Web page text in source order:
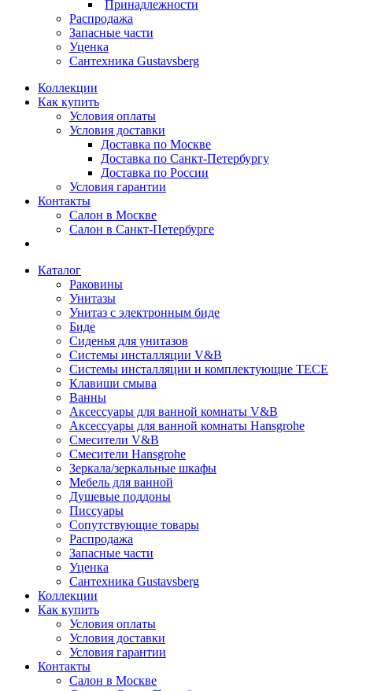
Принадлежности
Распродажа
Запасные части
Уценка
Сантехника Gustavsberg
Коллекции
Как купить
Условия оплаты
Условия доставки
Доставка по Москве
Доставка по Санкт-Петербургу
Доставка по России
Условия гарантии
Контакты
Салон в Москве
Салон в Санкт-Петербурге
Каталог
Раковины
Унитазы
Унитаз с электронным биде
Биде
Сиденья для унитазов
Системы инсталляции V&B
Системы инсталляции и комплектующие TECE
Клавиши смыва
Ванны
Аксессуары для ванной комнаты V&B
Аксессуары для ванной комнаты Hansgrohe
Смесители V&B
Смесители Hansgrohe
Зеркала/зеркальные шкафы
Мебель для ванной
Душевые поддоны
Писсуары
Сопутствующие товары
Распродажа
Запасные части
Уценка
Сантехника Gustavsberg
Коллекции
Как купить
Условия оплаты
Условия доставки
Условия гарантии
Контакты
Салон в Москве